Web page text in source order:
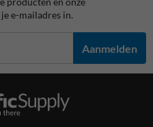
e-mailadres in.
Aanmelden